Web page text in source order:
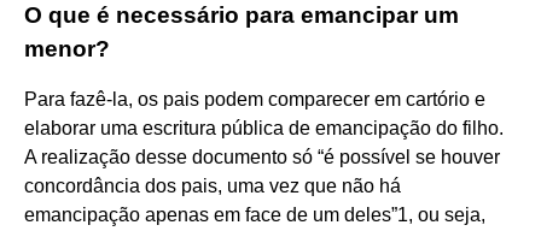
O que é necessário para emancipar um
menor?
Para fazê-la, os pais podem comparecer em cartório e
elaborar uma escritura pública de emancipação do filho.
A realização desse documento só “é possível se houver
concordância dos pais, uma vez que não há
emancipação apenas em face de um deles”1, ou seja,